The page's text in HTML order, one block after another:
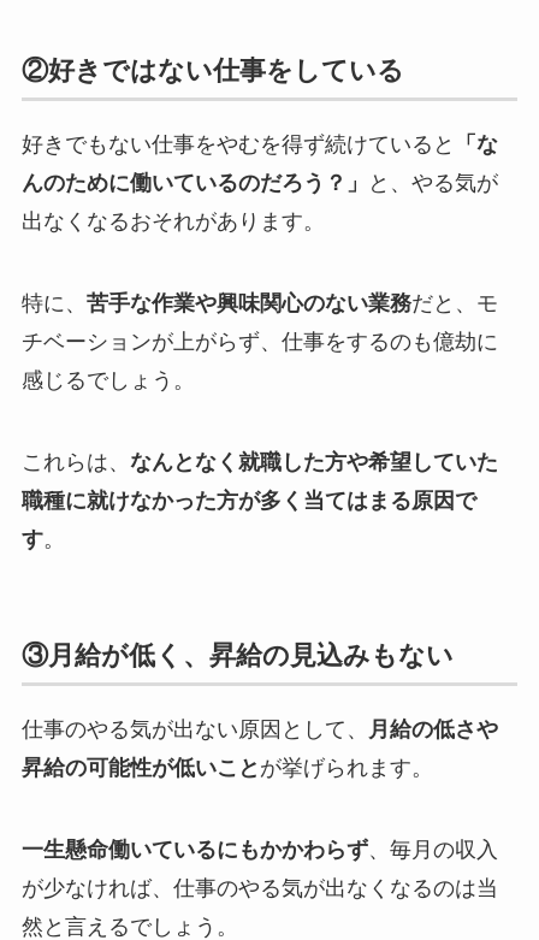
②好きではない仕事をしている
好きでもない仕事をやむを得ず続けていると
「な
んのために働いているのだろう？」
と、やる気が
出なくなるおそれがあります。
特に、 苦手な作業や興味関心のない業務だと、モ
チベーションが上がらず、仕事をするのも億劫に
感じるでしょう。
これらは、 なんとなく就職した方や希望していた
職種に就けなかった方が多く当てはまる原因で
す。
③月給が低く、昇給の見込みもない
仕事のやる気が出ない原因として、
月給の低さや
昇給の可能性が低いこと が挙げられます。
一生懸命働いているにもかかわらず、毎月の収入
が少なければ、仕事のやる気が出なくなるのは当
然と言えるでしょう。